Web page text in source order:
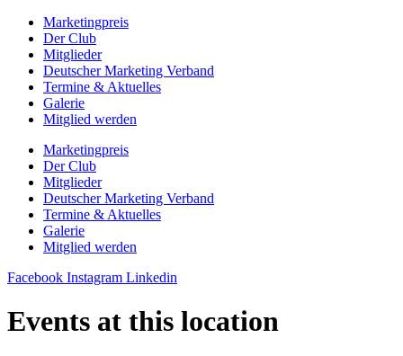
Zum
Inhalt
springen
Marketingpreis
Der Club
Mitglieder
Deutscher Marketing Verband
Termine & Aktuelles
Galerie
Mitglied werden
Marketingpreis
Der Club
Mitglieder
Deutscher Marketing Verband
Termine & Aktuelles
Galerie
Mitglied werden
Facebook Instagram Linkedin
Events at this location